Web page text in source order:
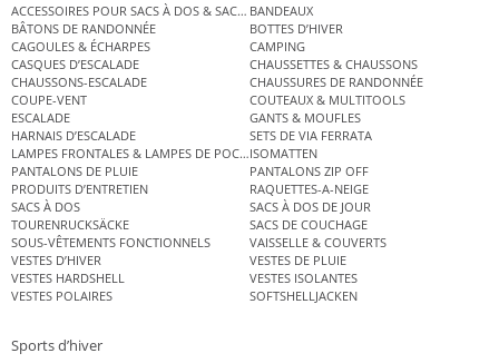
ACCESSOIRES POUR SACS À DOS & SACS ÉTANCHES
BANDEAUX
BÂTONS DE RANDONNÉE
BOTTES D’HIVER
CAGOULES & ÉCHARPES
CAMPING
CASQUES D’ESCALADE
CHAUSSETTES & CHAUSSONS
CHAUSSONS-ESCALADE
CHAUSSURES DE RANDONNÉE
COUPE-VENT
COUTEAUX & MULTITOOLS
ESCALADE
GANTS & MOUFLES
HARNAIS D’ESCALADE
SETS DE VIA FERRATA
LAMPES FRONTALES & LAMPES DE POCHEISOMATTEN
PANTALONS DE PLUIE
PANTALONS ZIP OFF
PRODUITS D’ENTRETIEN
RAQUETTES-A-NEIGE
SACS À DOS
SACS À DOS DE JOUR
TOURENRUCKSÄCKE
SACS DE COUCHAGE
SOUS-VÊTEMENTS FONCTIONNELS
VAISSELLE & COUVERTS
VESTES D’HIVER
VESTES DE PLUIE
VESTES HARDSHELL
VESTES ISOLANTES
VESTES POLAIRES
SOFTSHELLJACKEN
Sports d’hiver